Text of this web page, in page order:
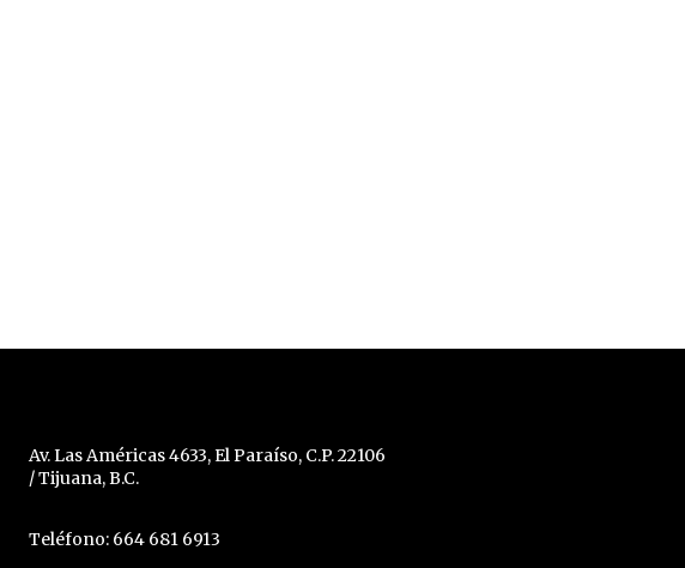
Av. Las Américas 4633, El Paraíso, C.P. 22106
/ Tijuana, B.C.
Teléfono: 664 681 6913